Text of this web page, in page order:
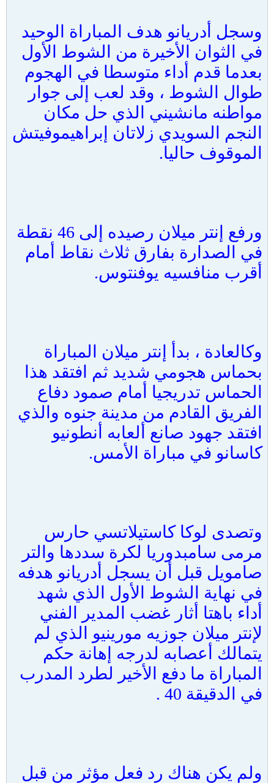
وسجل أدريانو هدف المباراة الوحيد
في الثوان الأخيرة من الشوط الأول
بعدما قدم أداء متوسطا في الهجوم
طوال الشوط ، وقد لعب إلى جوار
مواطنه مانشيني الذي حل مكان
النجم السويدي زلاتان إبراهيموفيتش
الموقوف حاليا.
ورفع إنتر ميلان رصيده إلى 46 نقطة
في الصدارة بفارق ثلاث نقاط أمام
أقرب منافسيه يوفنتوس.
وكالعادة ، بدأ إنتر ميلان المباراة
بحماس هجومي شديد ثم افتقد هذا
الحماس تدريجيا أمام صمود دفاع
الفريق القادم من مدينة جنوه والذي
افتقد جهود صانع ألعابه أنطونيو
كاسانو في مباراة الأمس.
وتصدى لوكا كاستيلاتسي حارس
مرمى سامبدوريا لكرة سددها والتر
صامويل قبل أن يسجل أدريانو هدفه
في نهاية الشوط الأول الذي شهد
أداء باهتا أثار غضب المدير الفني
لإنتر ميلان جوزيه مورينيو الذي لم
يتمالك أعصابه لدرجه إهانة حكم
المباراة ما دفع الأخير لطرد المدرب
في الدقيقة 40 .
ولم يكن هناك رد فعل مؤثر من قبل